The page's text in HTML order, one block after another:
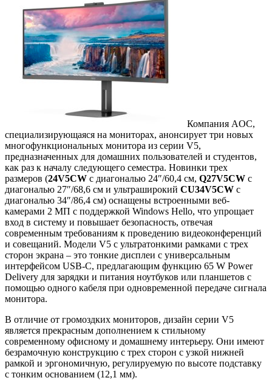
Компания AOC,
специализирующаяся на мониторах, анонсирует три новых
многофункциональных монитора из серии V5,
предназначенных для домашних пользователей и студентов,
как раз к началу следующего семестра. Новинки трех
размеров (24V5CW с диагональю 24″/60,4 см, Q27V5CW с
диагональю 27″/68,6 см и ультраширокий CU34V5CW с
диагональю 34″/86,4 см) оснащены встроенными веб-
камерами 2 МП с поддержкой Windows Hello, что упрощает
вход в систему и повышает безопасность, отвечая
современным требованиям к проведению видеоконференций
и совещаний. Модели V5 с ультратонкими рамками с трех
сторон экрана – это тонкие дисплеи с универсальным
интерфейсом USB-C, предлагающим функцию 65 W Power
Delivery для зарядки и питания ноутбуков или планшетов с
помощью одного кабеля при одновременной передаче сигнала
монитора.
В отличие от громоздких мониторов, дизайн серии V5
является прекрасным дополнением к стильному
современному офисному и домашнему интерьеру. Они имеют
безрамочную конструкцию с трех сторон с узкой нижней
рамкой и эргономичную, регулируемую по высоте подставку
с тонким основанием (12,1 мм).